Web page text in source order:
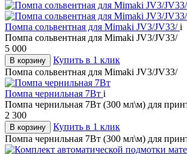
Помпа сольвентная для Mimaki JV3/JV33/i
Помпа сольвентная для Mimaki JV3/JV33/
5 000
В корзину
Купить в 1 клик
Помпа сольвентная для Mimaki JV3/JV33/
Помпа чернильная 7Вт i
Помпа чернильная 7Вт (300 мл\м) для
2 300
В корзину
Купить в 1 клик
Помпа чернильная 7Вт (300 мл\м) для